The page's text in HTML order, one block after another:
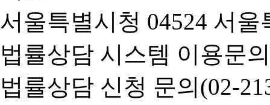
서울특별시청 04524 서
법률상담 시스템 이용문
법률상담 신청 문의(02-